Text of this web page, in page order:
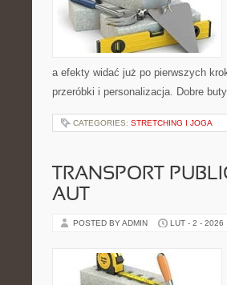
a efekty widać już po pierwszych
przeróbki i personalizacja. Dobre
CATEGORIES: STRETCHING I JOGA
TRANSPORT
AUT
POSTED BY ADMIN LUT - 2 - 2026